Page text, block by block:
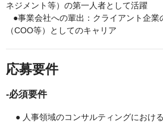
ネジメント等）の第一人者として活躍
●事業会社への輩出：クライアント企業
（COO等）としてのキャリア
応募要件
-必須要件
● 人事領域のコンサルティングにおけ